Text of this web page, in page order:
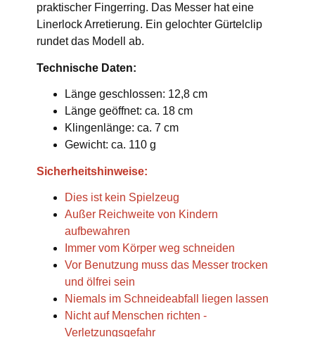
praktischer Fingerring. Das Messer hat eine
Linerlock Arretierung. Ein gelochter Gürtelclip
rundet das Modell ab.
Technische Daten:
Länge geschlossen: 12,8 cm
Länge geöffnet: ca. 18 cm
Klingenlänge: ca. 7 cm
Gewicht: ca. 110 g
Sicherheitshinweise:
Dies ist kein Spielzeug
Außer Reichweite von Kindern
aufbewahren
Immer vom Körper weg schneiden
Vor Benutzung muss das Messer trocken
und ölfrei sein
Niemals im Schneideabfall liegen lassen
Nicht auf Menschen richten -
Verletzungsgefahr